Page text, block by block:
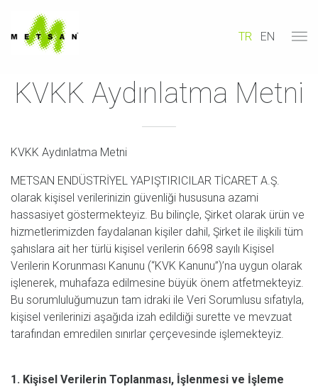
TR EN
KVKK Aydınlatma Metni
KVKK Aydınlatma Metni
METSAN ENDÜSTRİYEL YAPIŞTIRICILAR TİCARET A.Ş.
olarak kişisel verilerinizin güvenliği hususuna azami
hassasiyet göstermekteyiz. Bu bilinçle, Şirket olarak ürün ve
hizmetlerimizden faydalanan kişiler dahil, Şirket ile ilişkili tüm
şahıslara ait her türlü kişisel verilerin 6698 sayılı Kişisel
Verilerin Korunması Kanunu (“KVK Kanunu”)’na uygun olarak
işlenerek, muhafaza edilmesine büyük önem atfetmekteyiz.
Bu sorumluluğumuzun tam idraki ile Veri Sorumlusu sıfatıyla,
kişisel verilerinizi aşağıda izah edildiği surette ve mevzuat
tarafından emredilen sınırlar çerçevesinde işlemekteyiz.
1. Kişisel Verilerin Toplanması, İşlenmesi ve İşleme